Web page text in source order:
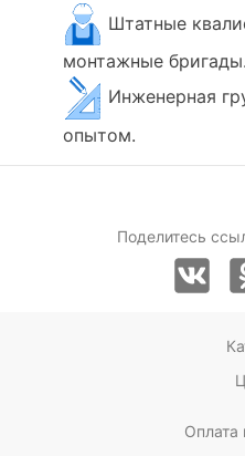
Штатные
монтажные бригады.
Инженерная
опытом.
Поделитесь
Оплата